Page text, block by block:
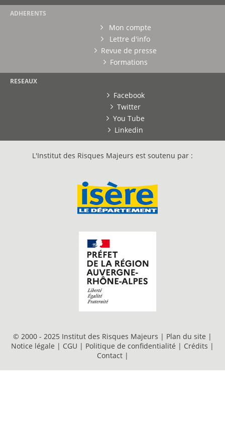
ADHERENTS
Mon compte
Lettre d'info
Revue de presse
Formations
RESEAUX
Facebook
Twitter
You Tube
Linkedin
L'Institut des Risques Majeurs est soutenu par :
© 2000 - 2025 Institut des Risques Majeurs | Plan du site |
Notice légale | CGU | Politique de confidentialité | Crédits |
Contact |